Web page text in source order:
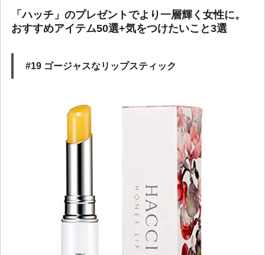
「ハッチ」のプレゼントでより一層輝く女性に。
おすすめアイテム50選+気をつけたいこと3選
#19 ゴージャスなリップスティック